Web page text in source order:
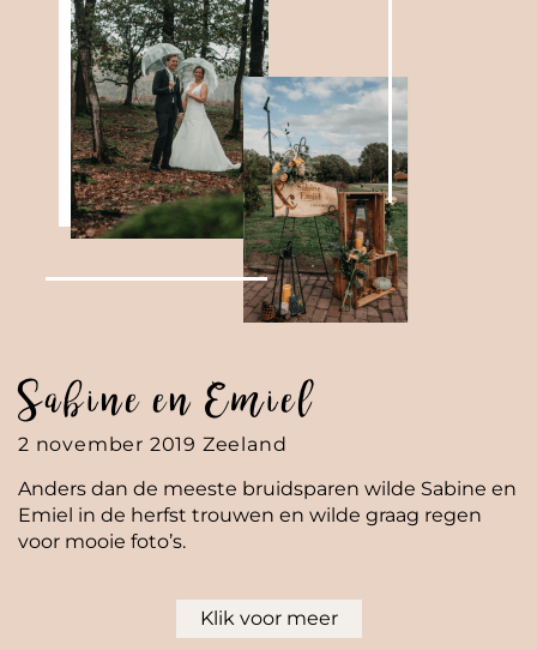
Sabine en Emiel
2 november 2019 Zeeland
Anders dan de meeste bruidsparen wilde Sabine en
Emiel in de herfst trouwen en wilde graag regen
voor mooie foto’s.
Klik voor meer